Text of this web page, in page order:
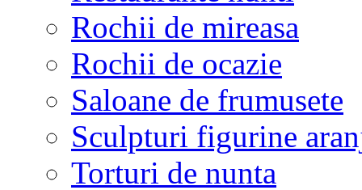
Rochii de mireasa
Rochii de ocazie
Saloane de frumusete
Sculpturi figurine
Torturi de nunta